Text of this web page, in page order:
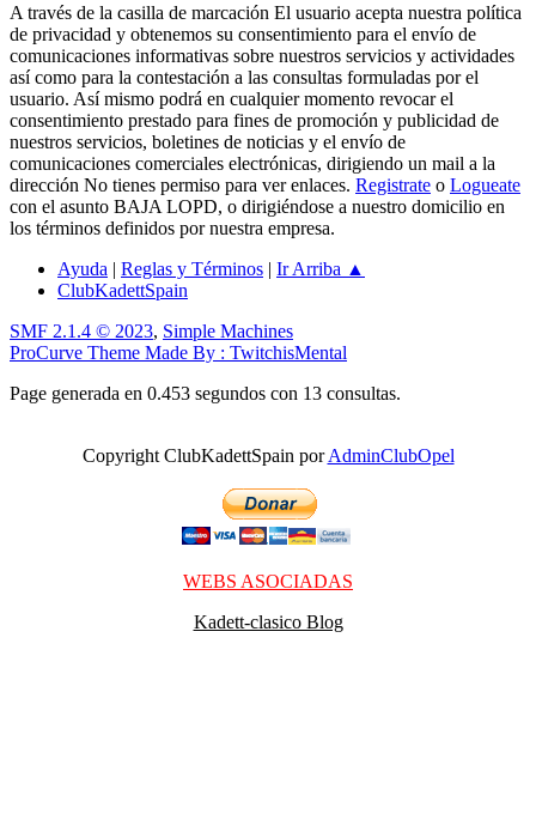
A través de la casilla de marcación El usuario acepta nuestra política
de privacidad y obtenemos su consentimiento para el envío de
comunicaciones informativas sobre nuestros servicios y actividades
así como para la contestación a las consultas formuladas por el
usuario. Así mismo podrá en cualquier momento revocar el
consentimiento prestado para fines de promoción y publicidad de
nuestros servicios, boletines de noticias y el envío de
comunicaciones comerciales electrónicas, dirigiendo un mail a la
dirección No tienes permiso para ver enlaces. Registrate o Logueate
con el asunto BAJA LOPD, o dirigiéndose a nuestro domicilio en
los términos definidos por nuestra empresa.
Ayuda | Reglas y Términos | Ir Arriba ▲
ClubKadettSpain
SMF 2.1.4 © 2023, Simple Machines
ProCurve Theme Made By : TwitchisMental
Page generada en 0.453 segundos con 13 consultas.
Copyright ClubKadettSpain porAdminClubOpel
WEBS ASOCIADAS
Kadett-clasico Blog